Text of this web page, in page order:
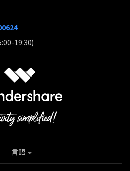
19:30)
言語